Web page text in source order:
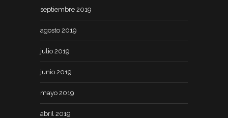
septiembre 2019
agosto 2019
julio 2019
junio 2019
mayo 2019
abril 2019